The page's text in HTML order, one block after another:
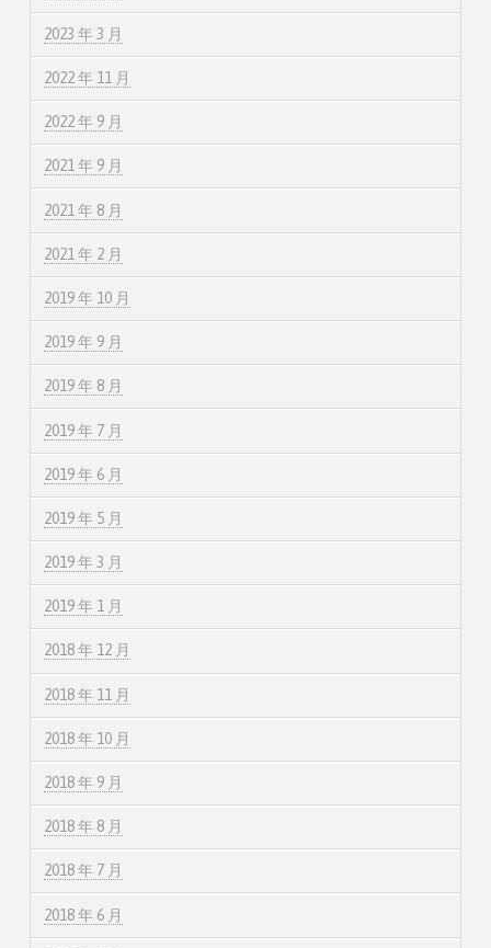
2023 年 3 月
2022 年 11 月
2022 年 9 月
2021 年 9 月
2021 年 8 月
2021 年 2 月
2019 年 10 月
2019 年 9 月
2019 年 8 月
2019 年 7 月
2019 年 6 月
2019 年 5 月
2019 年 3 月
2019 年 1 月
2018 年 12 月
2018 年 11 月
2018 年 10 月
2018 年 9 月
2018 年 8 月
2018 年 7 月
2018 年 6 月